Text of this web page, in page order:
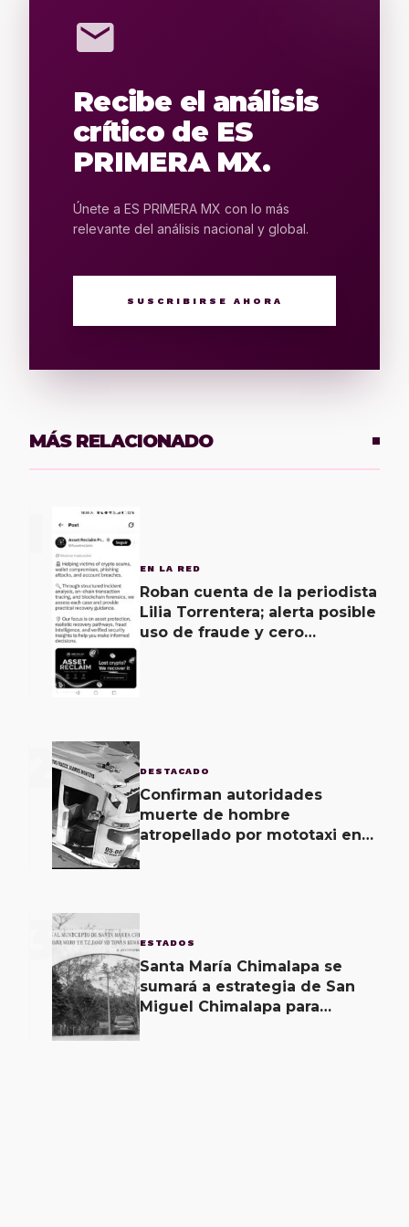
mail
Recibe el análisis
crítico de ES
PRIMERA MX.
Únete a ES PRIMERA MX con lo más
relevante del análisis nacional y global.
SUSCRIBIRSE AHORA
MÁS RELACIONADO
EN LA RED
Roban cuenta de la periodista
Lilia Torrentera; alerta posible
uso de fraude y cero
2 DESTACADO
Confirman autoridades
muerte de hombre
atropellado por mototaxi en
3 ESTADOS
Santa María Chimalapa se
sumará a estrategia de San
Miguel Chimalapa para